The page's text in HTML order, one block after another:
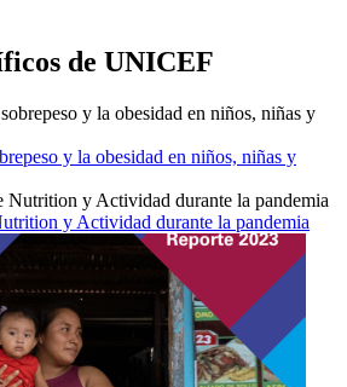
de UNICEF
y la obesidad en niños, niñas y
y Actividad durante la pandemia